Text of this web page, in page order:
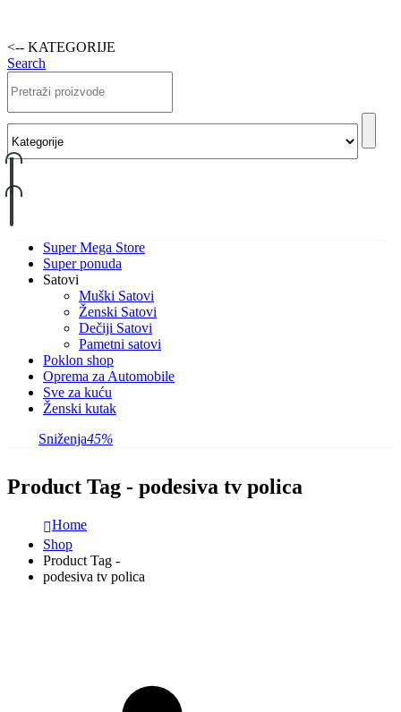
<-- KATEGORIJE
Search
Super Mega Store
Super ponuda
Satovi
Muški Satovi
Ženski Satovi
Dečiji Satovi
Pametni satovi
Poklon shop
Oprema za Automobile
Sve za kuću
Ženski kutak
Sniženja45%
Product Tag - podesiva tv polica
Home
Shop
Product Tag -
podesiva tv polica